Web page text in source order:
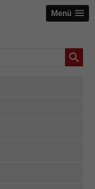
Menü